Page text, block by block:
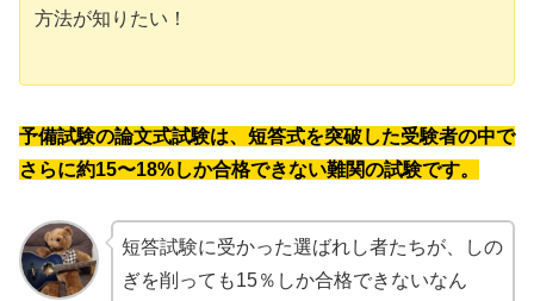
方法が知りたい！
予備試験の論文式試験は、短答式を突破した受験者の中で
さらに約15〜18%しか合格できない難関の試験です。
短答試験に受かった選ばれし者たちが、しの
ぎを削っても15％しか合格できないなん